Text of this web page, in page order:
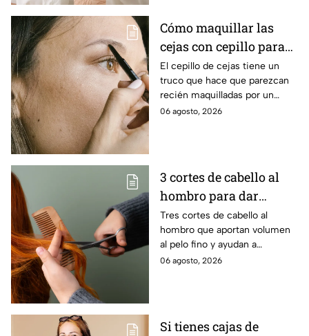
Cómo maquillar las
cejas con cepillo para
que se vean esculpidas
y redefinidas: paso a
paso
El cepillo de cejas tiene un
truco que hace que parezcan
recién maquilladas por un
profesional
06 agosto, 2026
3 cortes de cabello al
hombro para dar
volumen al pelo fino
Tres cortes de cabello al
hombro que aportan volumen
al pelo fino y ayudan a
conseguir una melena con
06 agosto, 2026
Si tienes cajas de